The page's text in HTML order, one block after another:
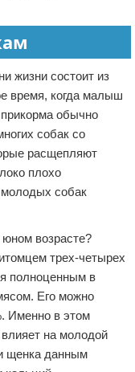
жизни состоит из
время, когда малыш
прикорма обычно
собак со
расщепляют
плохо
собак
возрасте?
трех-четырех
полноценным в
Его можно
Именно в этом
на молодой
щенка данным